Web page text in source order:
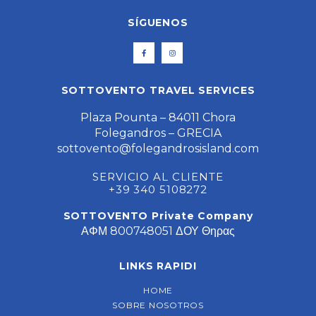
SÍGUENOS
SOTTOVENTO TRAVEL SERVICES
Plaza Pounta – 84011 Chora
Folegandros – GRECIA
sottovento@folegandrosisland.com
SERVICIO AL CLIENTE
+39 340 5108272
SOTTOVENTO Private Company
ΑΦΜ 800748051 ΔΟΥ Θηρας
LINKS RAPIDI
HOME
SOBRE NOSOTROS